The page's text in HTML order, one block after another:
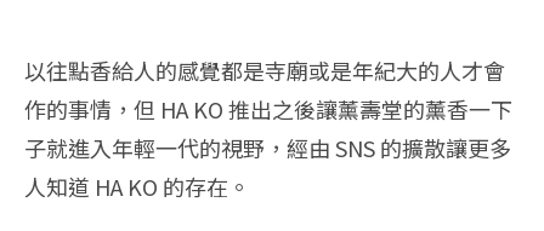
以往點香給人的感覺都是寺廟或是年紀大的人才會
作的事情，但 HA KO 推出之後讓薰壽堂的薰香一下
子就進入年輕一代的視野，經由 SNS 的擴散讓更多
人知道 HA KO 的存在。